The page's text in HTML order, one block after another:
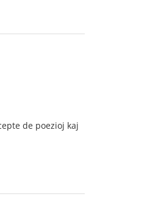
de poezioj kaj